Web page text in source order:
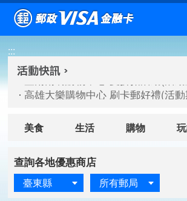
跳到主要內容區塊
:::
臺南南紡購物中心 夏折扣活動(活
新竹遠東巨城購物中心 2026巨城
臺南南紡購物中心 夏折扣活動(活
高雄大樂購物中心 刷卡郵好禮(活
美食 生活 購物
查詢各地優惠商店
臺東縣 所有郵局